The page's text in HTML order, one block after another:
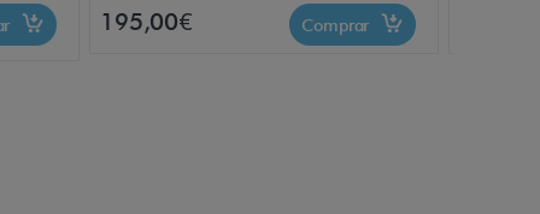
195,00€ Comprar